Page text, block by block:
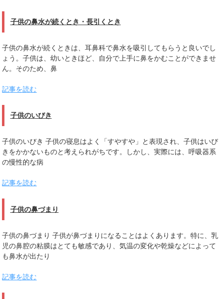
子供の鼻水が続くとき・長引くとき
子供の鼻水が続くときは、耳鼻科で鼻水を吸引してもらうと良いでし
ょう。子供は、幼いときほど、自分で上手に鼻をかむことができませ
ん。そのため、鼻
記事を読む
子供のいびき
子供のいびき 子供の寝息はよく「すやすや」と表現され、子供はいび
きをかかないものと考えられがちです。しかし、実際には、呼吸器系
の慢性的な病
記事を読む
子供の鼻づまり
子供の鼻づまり 子供が鼻づまりになることはよくあります。特に、乳
児の鼻腔の粘膜はとても敏感であり、気温の変化や乾燥などによって
も鼻水が出たり
記事を読む